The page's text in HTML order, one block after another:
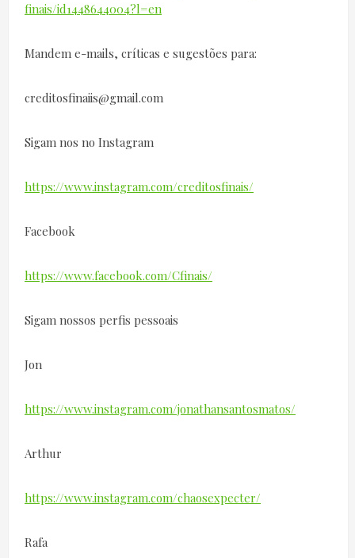
finais/id1448644004?l=en
Mandem e-mails, críticas e sugestões para:
creditosfinaiis@gmail.com
Sigam nos no Instagram
https://www.instagram.com/creditosfinais/
Facebook
https://www.facebook.com/Cfinais/
Sigam nossos perfis pessoais
Jon
https://www.instagram.com/jonathansantosmatos/
Arthur
https://www.instagram.com/chaosexpecter/
Rafa